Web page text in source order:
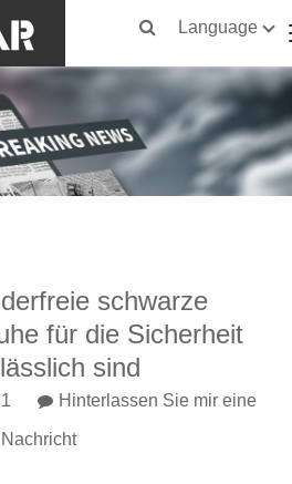
Language
schwarze
für die Sicherheit
sind
1 Hinterlassen Sie mir eine
Nachricht